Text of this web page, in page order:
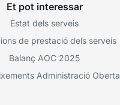
Et pot interessar
Estat dels serveis
de prestació dels serveis
Balanç AOC 2025
Administració Oberta